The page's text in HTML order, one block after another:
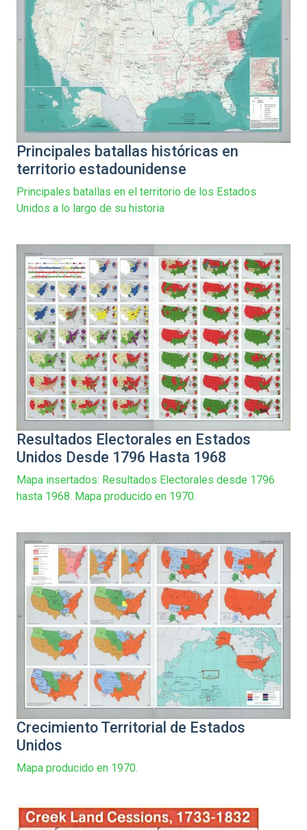
Principales batallas históricas en
territorio estadounidense
Principales batallas en el territorio de los Estados
Unidos a lo largo de su historia
Resultados Electorales en Estados
Unidos Desde 1796 Hasta 1968
Mapa insertados: Resultados Electorales desde 1796
hasta 1968. Mapa producido en 1970.
Crecimiento Territorial de Estados
Unidos
Mapa producido en 1970.